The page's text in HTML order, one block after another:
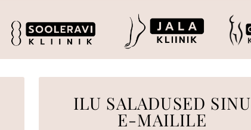
ILU SALADUSED SINU
E-MAILILE